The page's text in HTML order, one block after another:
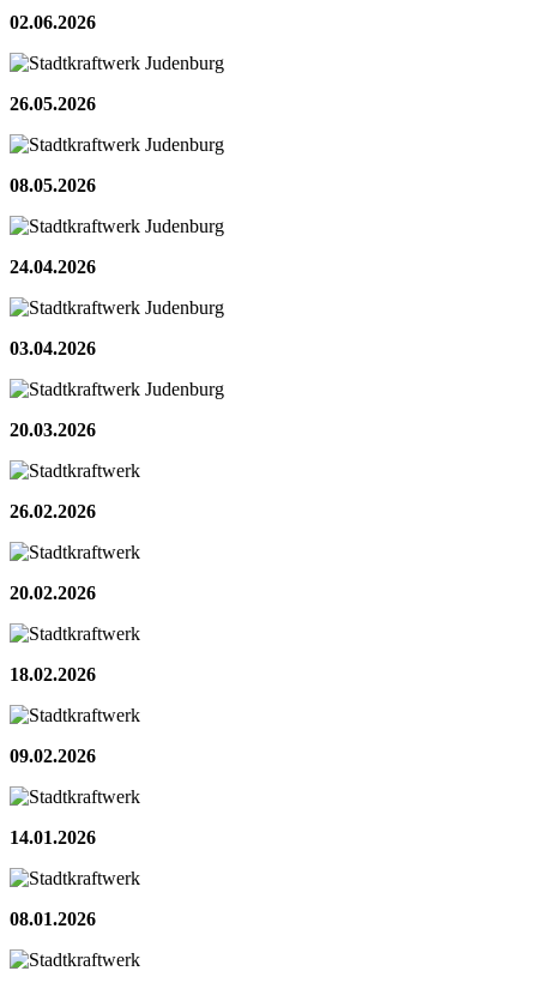
02.06.2026
26.05.2026
08.05.2026
24.04.2026
03.04.2026
20.03.2026
26.02.2026
20.02.2026
18.02.2026
09.02.2026
14.01.2026
08.01.2026